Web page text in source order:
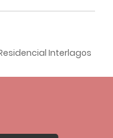
Interlagos